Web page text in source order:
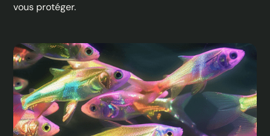
vous protéger.